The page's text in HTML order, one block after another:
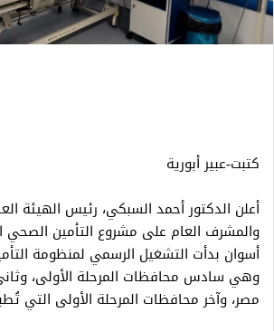
كتبت-عبير أبورية
أعلن الدكتور أحمد السبكي، رئيس الهيئة
والمشرف العام على مشروع التأمين الصحي
أسوان بدأت التشغيل الرسمي لمنظومة
وهي سادس محافظات المرحلة الأولى،
مصر، وآخر محافظات المرحلة الأولى التي